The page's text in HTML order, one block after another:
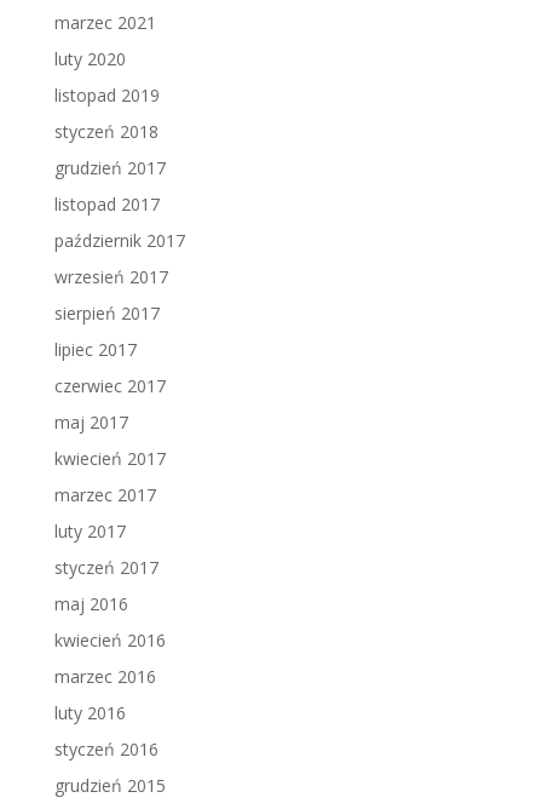
marzec 2021
luty 2020
listopad 2019
styczeń 2018
grudzień 2017
listopad 2017
październik 2017
wrzesień 2017
sierpień 2017
lipiec 2017
czerwiec 2017
maj 2017
kwiecień 2017
marzec 2017
luty 2017
styczeń 2017
maj 2016
kwiecień 2016
marzec 2016
luty 2016
styczeń 2016
grudzień 2015